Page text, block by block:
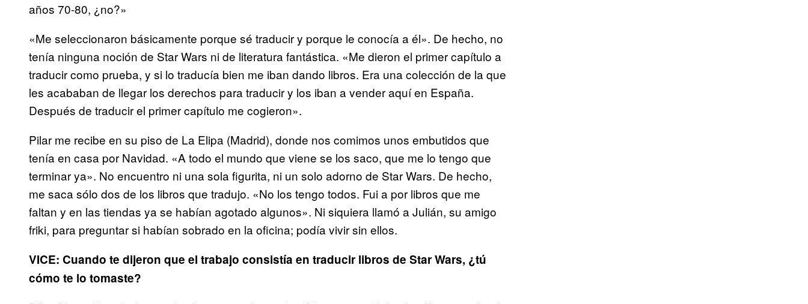
años 70-80, ¿no?»
«Me seleccionaron básicamente porque sé traducir y porque le conocía a él». De hecho, no
tenía ninguna noción de Star Wars ni de literatura fantástica. «Me dieron el primer capítulo a
traducir como prueba, y si lo traducía bien me iban dando libros. Era una colección de la que
les acababan de llegar los derechos para traducir y los iban a vender aquí en España.
Después de traducir el primer capítulo me cogieron».
Pilar me recibe en su piso de La Elipa (Madrid), donde nos comimos unos embutidos que
tenía en casa por Navidad. «A todo el mundo que viene se los saco, que me lo tengo que
terminar ya». No encuentro ni una sola figurita, ni un solo adorno de Star Wars. De hecho,
me saca sólo dos de los libros que tradujo. «No los tengo todos. Fui a por libros que me
faltan y en las tiendas ya se habían agotado algunos». Ni siquiera llamó a Julián, su amigo
friki, para preguntar si habían sobrado en la oficina; podía vivir sin ellos.
VICE: Cuando te dijeron que el trabajo consistía en traducir libros de Star Wars, ¿tú
cómo te lo tomaste?